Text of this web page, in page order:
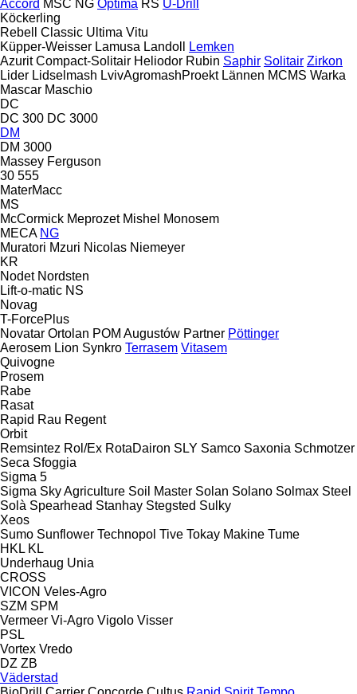
Accord MSC NG Optima RS U-Drill
Köckerling
Rebell Classic Ultima Vitu
Küpper-Weisser Lamusa Landoll
Lemken
Azurit Compact-Solitair Heliodor Rubin Saphir Solitair Zirkon
Lider Lidselmash LvivAgromashProekt Lännen MCMS Warka
Mascar Maschio
DC
DC 300 DC 3000
DM
DM 3000
Massey Ferguson
30 555
MaterMacc
MS
McCormick Meprozet Mishel Monosem
MECA NG
Muratori Mzuri Nicolas Niemeyer
KR
Nodet Nordsten
Lift-o-matic NS
Novag
T-ForcePlus
Novatar Ortolan POM Augustów Partner Pöttinger
Aerosem Lion Synkro Terrasem Vitasem
Quivogne
Prosem
Rabe
Rasat
Rapid Rau Regent
Orbit
Remsintez Rol/Ex RotaDairon SLY Samco Saxonia Schmotzer
Seca Sfoggia
Sigma 5
Sigma Sky Agriculture Soil Master Solan Solano Solmax Steel
Solà Spearhead Stanhay Stegsted Sulky
Xeos
Sumo Sunflower Technopol Tive Tokay Makine Tume
HKL KL
Underhaug Unia
CROSS
VICON Veles-Agro
SZM SPM
Vermeer Vi-Agro Vigolo Visser
PSL
Vortex Vredo
DZ ZB
Väderstad